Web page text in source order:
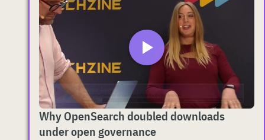
Why OpenSearch doubled downloads
under open governance